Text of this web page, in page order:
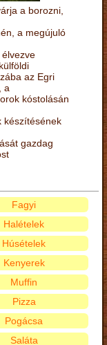
a borozni,
a megújuló
az Egri
a
kóstolásán
készítésének
gazdag
Fagyi
Halételek
Húsételek
Kenyerek
Muffin
Pizza
Pogácsa
Saláta